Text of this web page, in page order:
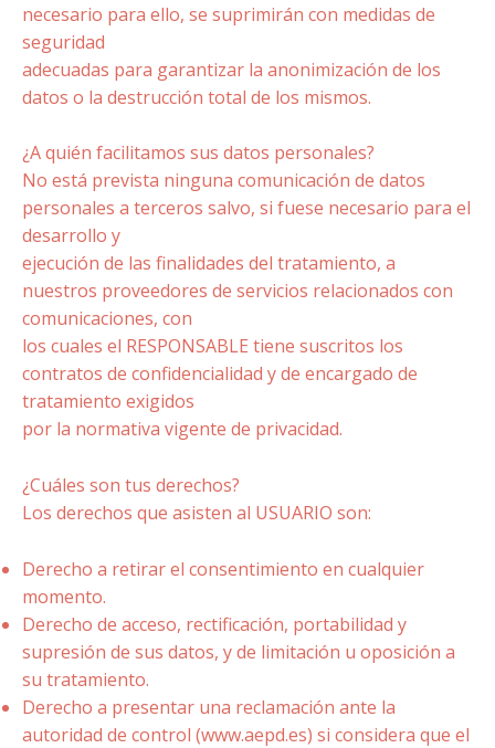
necesario para ello, se suprimirán con medidas de
seguridad
adecuadas para garantizar la anonimización de los
datos o la destrucción total de los mismos.
¿A quién facilitamos sus datos personales?
No está prevista ninguna comunicación de datos
personales a terceros salvo, si fuese necesario para el
desarrollo y
ejecución de las finalidades del tratamiento, a
nuestros proveedores de servicios relacionados con
comunicaciones, con
los cuales el RESPONSABLE tiene suscritos los
contratos de confidencialidad y de encargado de
tratamiento exigidos
por la normativa vigente de privacidad.
¿Cuáles son tus derechos?
Los derechos que asisten al USUARIO son:
Derecho a retirar el consentimiento en cualquier
momento.
Derecho de acceso, rectificación, portabilidad y
supresión de sus datos, y de limitación u oposición a
su tratamiento.
Derecho a presentar una reclamación ante la
autoridad de control (www.aepd.es) si considera que el